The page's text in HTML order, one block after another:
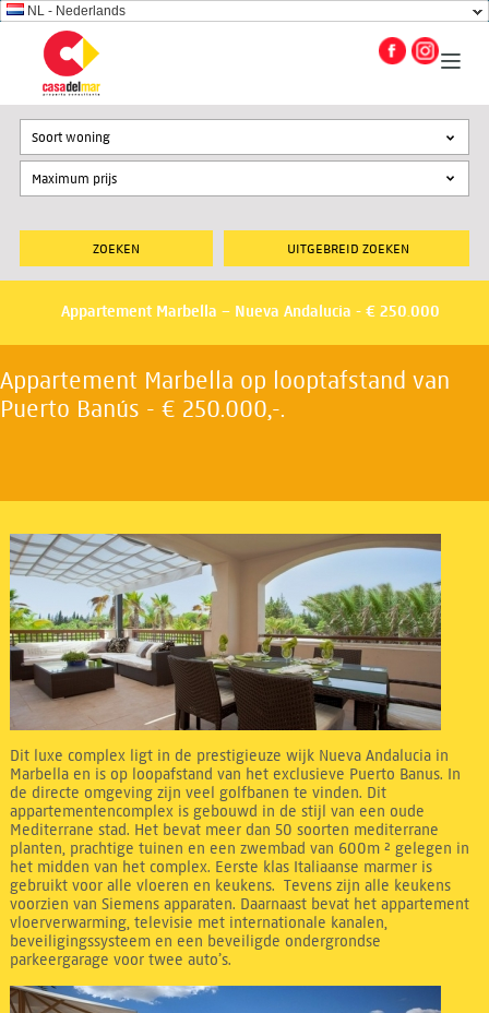
NL - Nederlands
UITGEBREID ZOEKEN
Soort woning
Appartement Marbella – Nueva Andalucia - € 250.000
Appartement Marbella op looptafstand van
Puerto Banús - € 250.000,-.
Dit luxe complex ligt in de prestigieuze wijk Nueva Andalucia in
Marbella en is op loopafstand van het exclusieve Puerto Banus. In
de directe omgeving zijn veel golfbanen te vinden. Dit
appartementencomplex is gebouwd in de stijl van een oude
Mediterrane stad. Het bevat meer dan 50 soorten mediterrane
planten, prachtige tuinen en een zwembad van 600m ² gelegen in
het midden van het complex. Eerste klas Italiaanse marmer is
gebruikt voor alle vloeren en keukens. Tevens zijn alle keukens
voorzien van Siemens apparaten. Daarnaast bevat het appartement
vloerverwarming, televisie met internationale kanalen,
beveiligingssysteem en een beveiligde ondergrondse
parkeergarage voor twee auto’s.